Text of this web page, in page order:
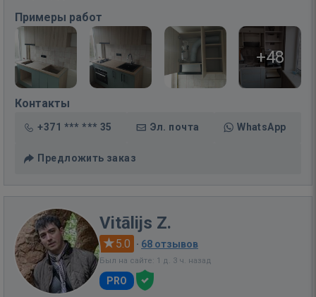
Примеры работ
+48
Контакты
+371 *** *** 35 Эл. почта WhatsApp
Предложить заказ
Vitālijs Z.
5.0 · 68 отзывов
Был на сайте: 1 д. 3 ч. назад
PRO